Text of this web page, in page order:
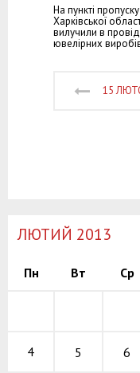
На пункті
Харківської
вилучили в
ювелірних
15
ЛЮТИЙ 2013
Пн Вт Ср
4 5 6